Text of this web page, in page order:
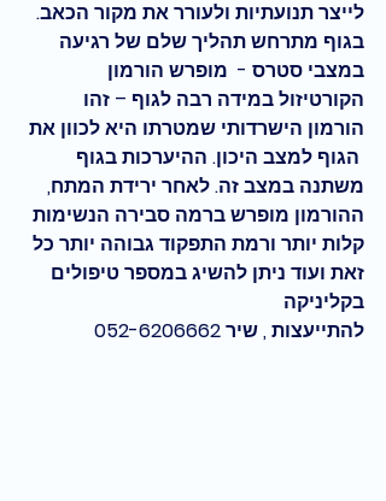
לייצר תנועתיות ולעורר את מקור הכאב.
בגוף מתרחש תהליך שלם של רגיעה
במצבי סטרס -  מופרש הורמון
הקורטיזול במידה רבה לגוף – זהו
הורמון הישרדותי שמטרתו היא לכוון את
הגוף למצב היכון. ההיערכות בגוף
משתנה במצב זה. לאחר ירידת המתח,
ההורמון מופרש ברמה סבירה הנשימות
קלות יותר ורמת התפקוד גבוהה יותר כל
זאת ועוד ניתן להשיג במספר טיפולים
בקליניקה
להתייעצות , שיר 052-6206662